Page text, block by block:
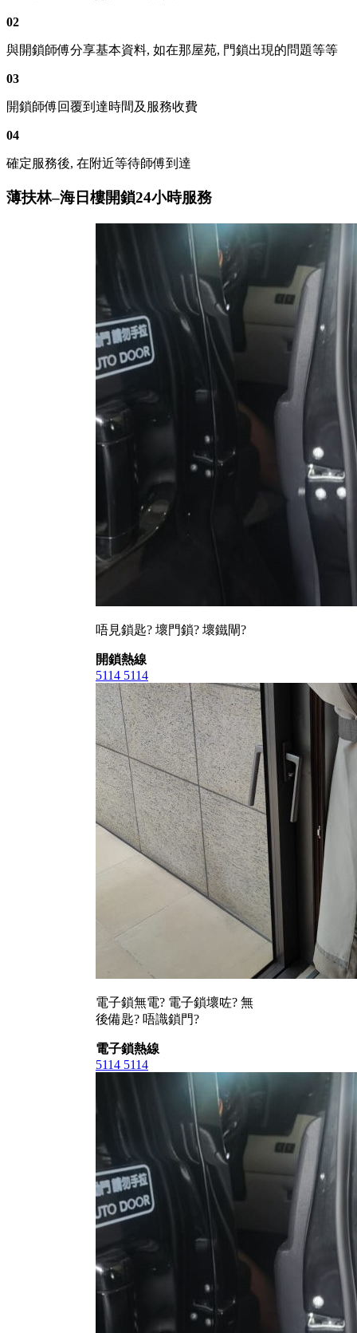
02
與開鎖師傅分享基本資料, 如在那屋苑, 門鎖出現的問題等等
03
開鎖師傅回覆到達時間及服務收費
04
確定服務後, 在附近等待師傅到達
薄扶林–海日樓開鎖24小時服務
唔見鎖匙? 壞門鎖? 壞鐵閘?
開鎖熱線
5114 5114
電子鎖無電? 電子鎖壞咗? 無
後備匙? 唔識鎖門?
電子鎖熱線
5114 5114